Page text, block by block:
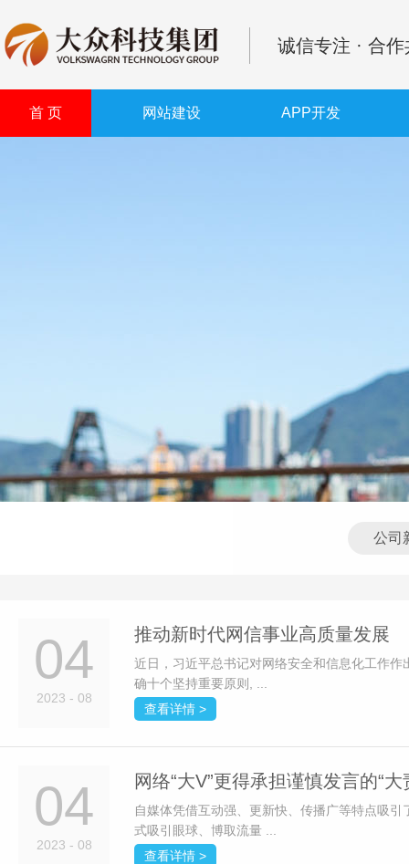
诚信专注 · 合
首 页 网站建设 APP开发
公司
04
2023 - 08
推动新时代网信事业高质量发展
近日，习近平总书记对网络安全和信息化工作
确十个坚持重要原则, ...
查看详情 >
04
2023 - 08
网络“大V”更得承担谨慎发言的“大
自媒体凭借互动强、更新快、传播广等特点吸
式吸引眼球、博取流量 ...
查看详情 >